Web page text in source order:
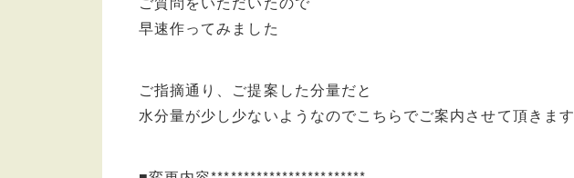
早速作ってみました
ご指摘通り、ご提案した分量だと
水分量が少し少ないようなのでこちらでご案内させて頂きます